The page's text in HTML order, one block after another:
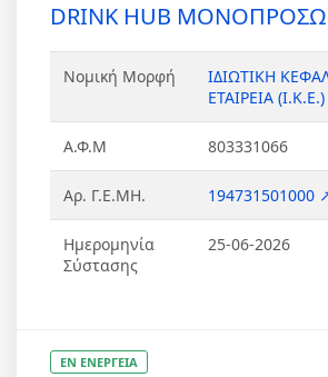
DRINK HUB
Νομική Μορφή
ΙΔΙΩΤΙΚΗ
ΕΤΑΙΡΕΙΑ (Ι.Κ.Ε.)
Α.Φ.Μ 803331066
Αρ. Γ.Ε.ΜΗ. 194731501000
Ημερομηνία
Σύστασης
25-06-2026
ΕΝ ΕΝΕΡΓΕΙΑ